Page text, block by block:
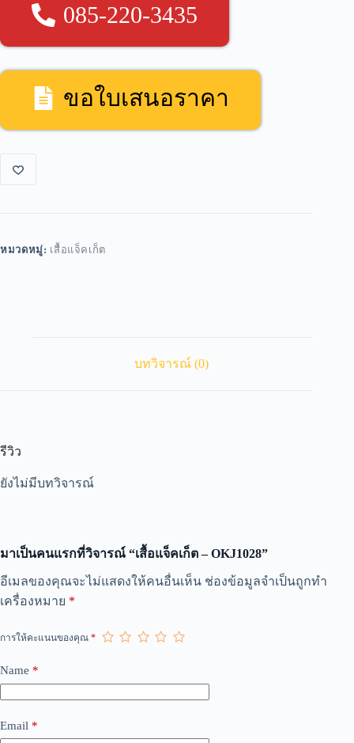
085-220-3435
ขอใบเสนอราคา
หมวดหมู่: เสื้อแจ็คเก็ต
บทวิจารณ์ (0)
รีวิว
ยังไม่มีบทวิจารณ์
มาเป็นคนแรกที่วิจารณ์ “เสื้อแจ็คเก็ต – OKJ1028”
อีเมลของคุณจะไม่แสดงให้คนอื่นเห็น ช่องข้อมูลจำเป็นถูกทำ
เครื่องหมาย *
การให้คะแนนของคุณ *
Name *
Email *
A
t
r
a
t
e